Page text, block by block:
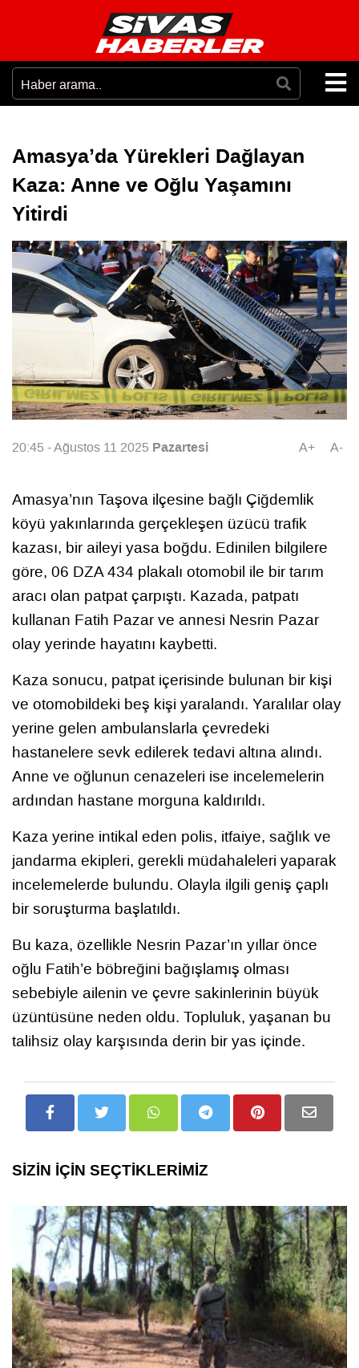
Amasya’da Yürekleri Dağlayan
Kaza: Anne ve Oğlu Yaşamını
Yitirdi
20:45 - Ağustos 11 2025 Pazartesi A+ A-
Amasya’nın Taşova ilçesine bağlı Çiğdemlik
köyü yakınlarında gerçekleşen üzücü trafik
kazası, bir aileyi yasa boğdu. Edinilen bilgilere
göre, 06 DZA 434 plakalı otomobil ile bir tarım
aracı olan patpat çarpıştı. Kazada, patpatı
kullanan Fatih Pazar ve annesi Nesrin Pazar
olay yerinde hayatını kaybetti.
Kaza sonucu, patpat içerisinde bulunan bir kişi
ve otomobildeki beş kişi yaralandı. Yaralılar olay
yerine gelen ambulanslarla çevredeki
hastanelere sevk edilerek tedavi altına alındı.
Anne ve oğlunun cenazeleri ise incelemelerin
ardından hastane morguna kaldırıldı.
Kaza yerine intikal eden polis, itfaiye, sağlık ve
jandarma ekipleri, gerekli müdahaleleri yaparak
incelemelerde bulundu. Olayla ilgili geniş çaplı
bir soruşturma başlatıldı.
Bu kaza, özellikle Nesrin Pazar’ın yıllar önce
oğlu Fatih’e böbreğini bağışlamış olması
sebebiyle ailenin ve çevre sakinlerinin büyük
üzüntüsüne neden oldu. Topluluk, yaşanan bu
talihsiz olay karşısında derin bir yas içinde.
SİZİN İÇİN SEÇTİKLERİMİZ